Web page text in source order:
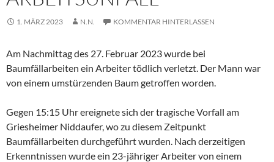
1. MÄRZ 2023 N.N. KOMMENTAR HINTERLASSEN
Am Nachmittag des 27. Februar 2023 wurde bei
Baumfällarbeiten ein Arbeiter tödlich verletzt. Der Mann war
von einem umstürzenden Baum getroffen worden.
Gegen 15:15 Uhr ereignete sich der tragische Vorfall am
Griesheimer Niddaufer, wo zu diesem Zeitpunkt
Baumfällarbeiten durchgeführt wurden. Nach derzeitigen
Erkenntnissen wurde ein 23-jähriger Arbeiter von einem